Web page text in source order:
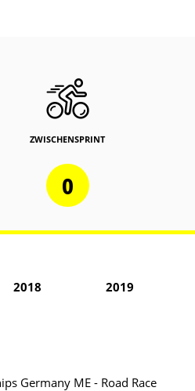
ZWISCHENSPRINT
0
2018 2019
Germany ME - Road Race